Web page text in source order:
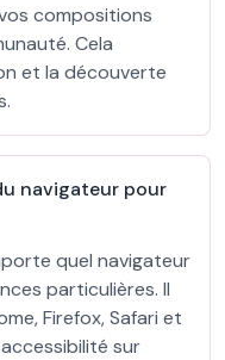
compositions
Cela
et la découverte
navigateur pour
quel navigateur
particulières. Il
Firefox, Safari et
sur